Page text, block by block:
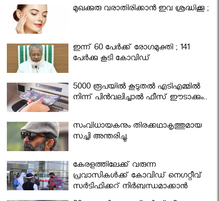
മുഖക്കുരു വരാതിരിക്കാന്‍ ഇവ ശ്രദ്ധിക്കൂ ;
ഇന്ന് 60 പേർക്ക് രോഗമുക്തി ; 141
പേര്‍ക്കു കൂടി കോവിഡ്
5000 രൂപയിൽ കൂടുതൽ എടിഎമ്മിൽ
നിന്ന് പിൻവലിച്ചാൽ ഫീസ് ഈടാക്കും..
സംവിധായകനും തിരക്കഥാകൃത്തുമായ
സച്ചി അന്തരിച്ചു.
കേരളത്തിലേക്ക് വരുന്ന
പ്രവാസികള്‍ക്ക് കോവിഡ് നെഗറ്റീവ്
സര്‍ട്ടിഫിക്കറ്റ് നിർബന്ധമാക്കാൻ
മന്ത്രിസഭ